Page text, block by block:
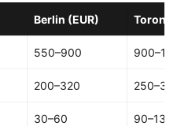
Berlin (EUR) Toronto
550–900
200–320 250–380
30–60 90–130